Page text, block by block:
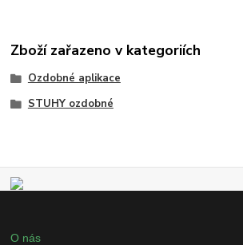
Zboží zařazeno v kategoriích
Ozdobné aplikace
STUHY ozdobné
O nás